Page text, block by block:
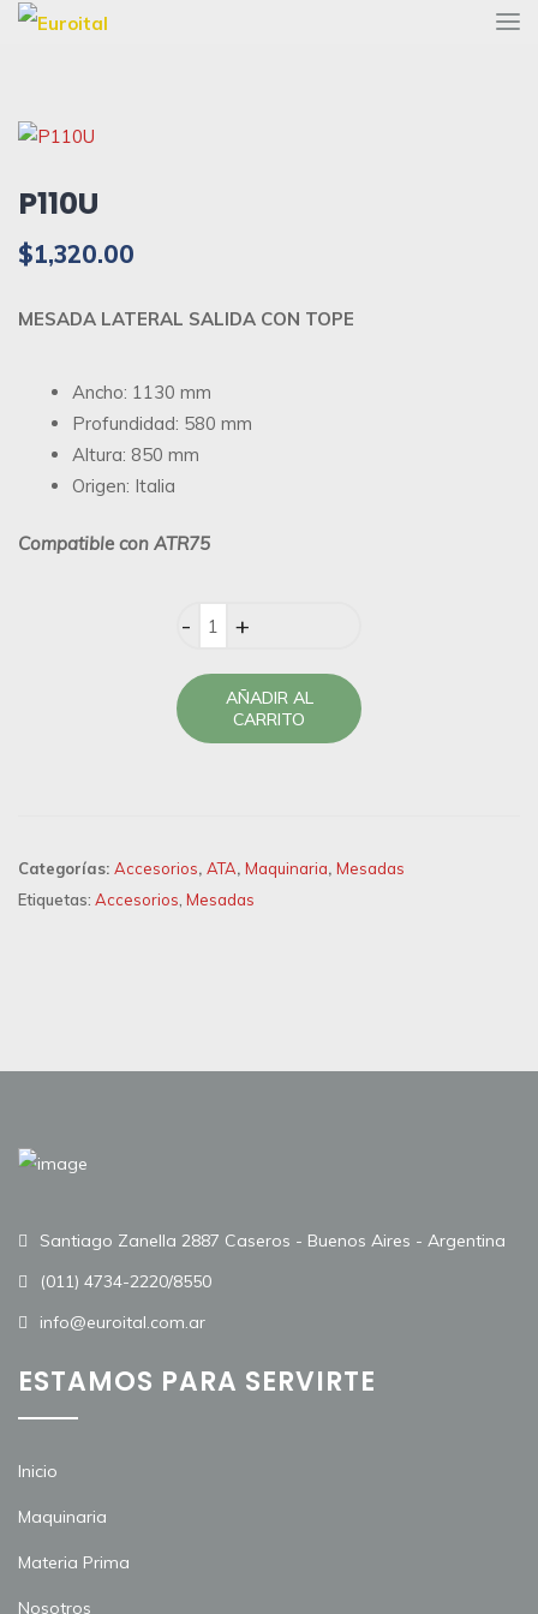
P110U
$1,320.00
MESADA LATERAL SALIDA CON TOPE
Ancho: 1130 mm
Profundidad: 580 mm
Altura: 850 mm
Origen: Italia
Compatible con ATR75
Quantity
AÑADIR AL
CARRITO
Categorías: Accesorios, ATA, Maquinaria, Mesadas
Etiquetas: Accesorios, Mesadas
Santiago Zanella 2887 Caseros - Buenos Aires - Argentina
(011) 4734-2220/8550
info@euroital.com.ar
ESTAMOS PARA SERVIRTE
Inicio
Maquinaria
Materia Prima
Nosotros